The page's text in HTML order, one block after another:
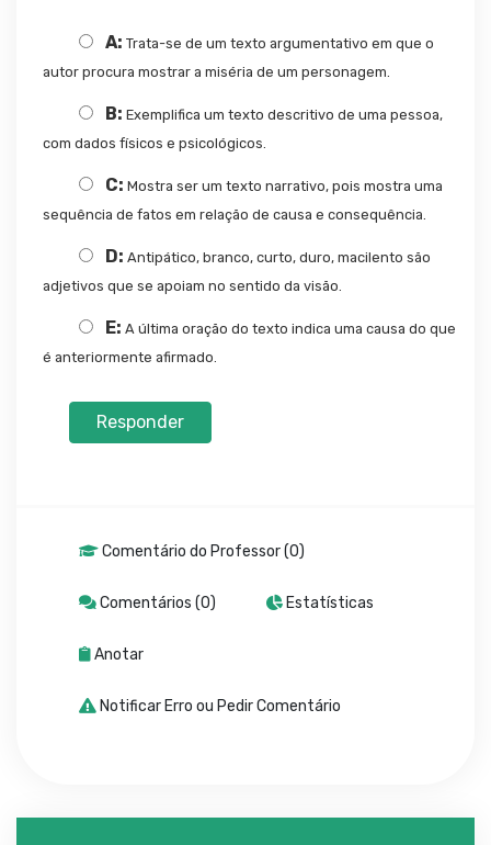
A: Trata-se de um texto argumentativo em que o
autor procura mostrar a miséria de um personagem.
B: Exemplifica um texto descritivo de uma pessoa,
com dados físicos e psicológicos.
C: Mostra ser um texto narrativo, pois mostra uma
sequência de fatos em relação de causa e consequência.
D: Antipático, branco, curto, duro, macilento são
adjetivos que se apoiam no sentido da visão.
E: A última oração do texto indica uma causa do que
é anteriormente afirmado.
Responder
Comentário do Professor (0)
Comentários (0) Estatísticas
Anotar
Notificar Erro ou Pedir Comentário